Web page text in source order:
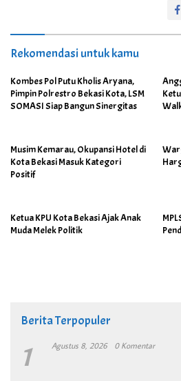
Rekomendasi untuk kamu
Kombes Pol Putu Kholis Aryana,
Pimpin Polrestro Bekasi Kota, LSM
SOMASI Siap Bangun Sinergitas
Musim Kemarau, Okupansi Hotel di
Kota Bekasi Masuk Kategori
Positif
Ketua KPU Kota Bekasi Ajak Anak
Muda Melek Politik
Berita Terpopuler
1 Agustus 8, 2026 0 Komentar